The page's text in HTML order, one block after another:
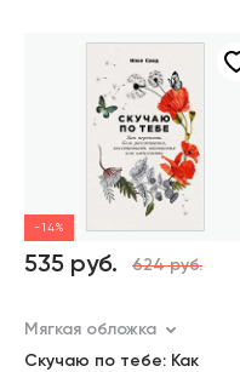
-14%
535 руб. 624 руб.
Мягкая обложка
Скучаю по тебе: Как